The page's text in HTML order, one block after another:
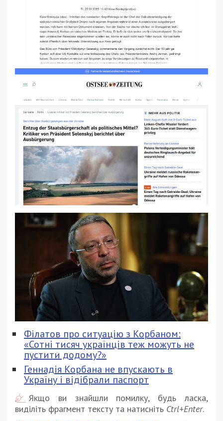
Філатов про ситуацію з Корбаном:
«Сотні тисяч українців теж можуть не
пустити додому?»
Геннадія Корбана не впускають в
Україну і відібрали паспорт
Якщо ви знайшли помилку, будь ласка,
виділіть фрагмент тексту та натисніть Ctrl+Enter.